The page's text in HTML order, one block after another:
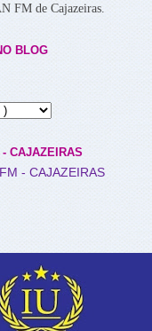
FM de Cajazeiras.
BLOG
CAJAZEIRAS